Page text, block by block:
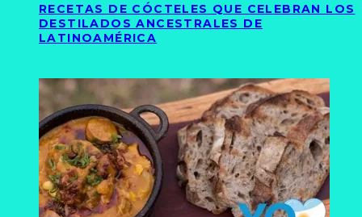
RECETAS DE CÓCTELES QUE CELEBRAN LOS
DESTILADOS ANCESTRALES DE
LATINOAMÉRICA